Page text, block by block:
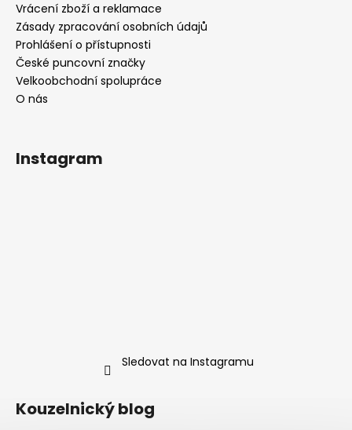
Vrácení zboží a reklamace
Zásady zpracování osobních údajů
Prohlášení o přístupnosti
České puncovní značky
Velkoobchodní spolupráce
O nás
Instagram
Sledovat na Instagramu
Kouzelnický blog